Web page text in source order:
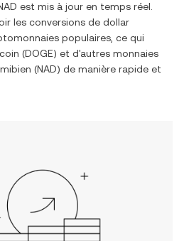
est mis à jour en temps réel.
les conversions de dollar
populaires, ce qui
(DOGE) et d'autres monnaies
(NAD) de manière rapide et